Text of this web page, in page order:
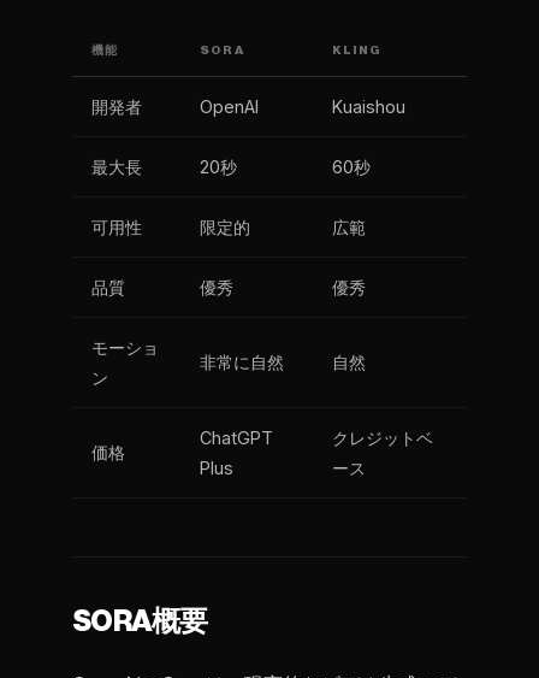
機能 SORA KLING
開発者 OpenAI Kuaishou
最大長 20秒 60秒
可用性 限定的 広範
品質 優秀 優秀
モーショ
ン
非常に自然 自然
価格
ChatGPT
Plus
クレジットベ
ース
SORA概要